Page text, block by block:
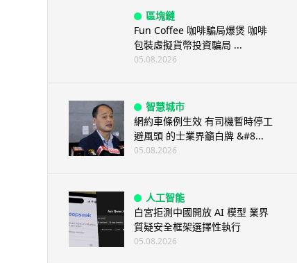
區塊鏈
Fun Coffee 咖啡騙局爆煲 咖啡
包裝虛擬貨幣投資騙局 ...
05.08.2026
智慧城市
網約車條例生效 有司機暫時停工
避風頭 的士業界籲白牌 &#8...
05.08.2026
人工智能
白宮拒測中國開放 AI 模型 業界
質疑安全框架選擇性執行
05.08.2026